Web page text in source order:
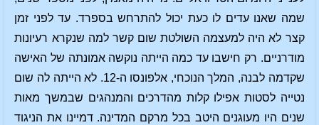
שמה שאנו עדים לו כעת יכול להתרחש בספרד. עד לפני זמן
קצר לא היה למעצמה השולטת שום קשר למה שנקרא רעיונות
מודרניים. רק חישבו עד כמה הייתה נוקשה אמונתה של האישה
שקדמה לבנה, המלך הנוכחי, אלפונסו ה-12. לא הייתה לה שום
נטייה לסטות אפילו קלות מהדרכים והמנהגים שבמשך מאות
שנים היו מעוגנים היטב בכל מרקם המדינה. דמיינו את הניגוד